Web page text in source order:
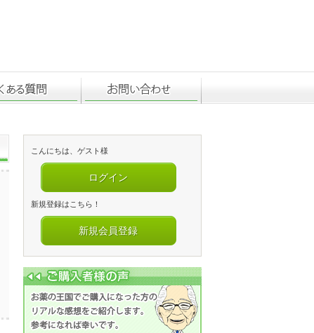
こんにちは、ゲスト様
ログイン
新規登録はこちら！
新規会員登録